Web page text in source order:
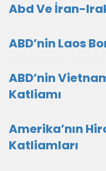
Abd Ve İran-
ABD’nin Laos
ABD’nin
Katliamı
Amerika’nın
Katliamları